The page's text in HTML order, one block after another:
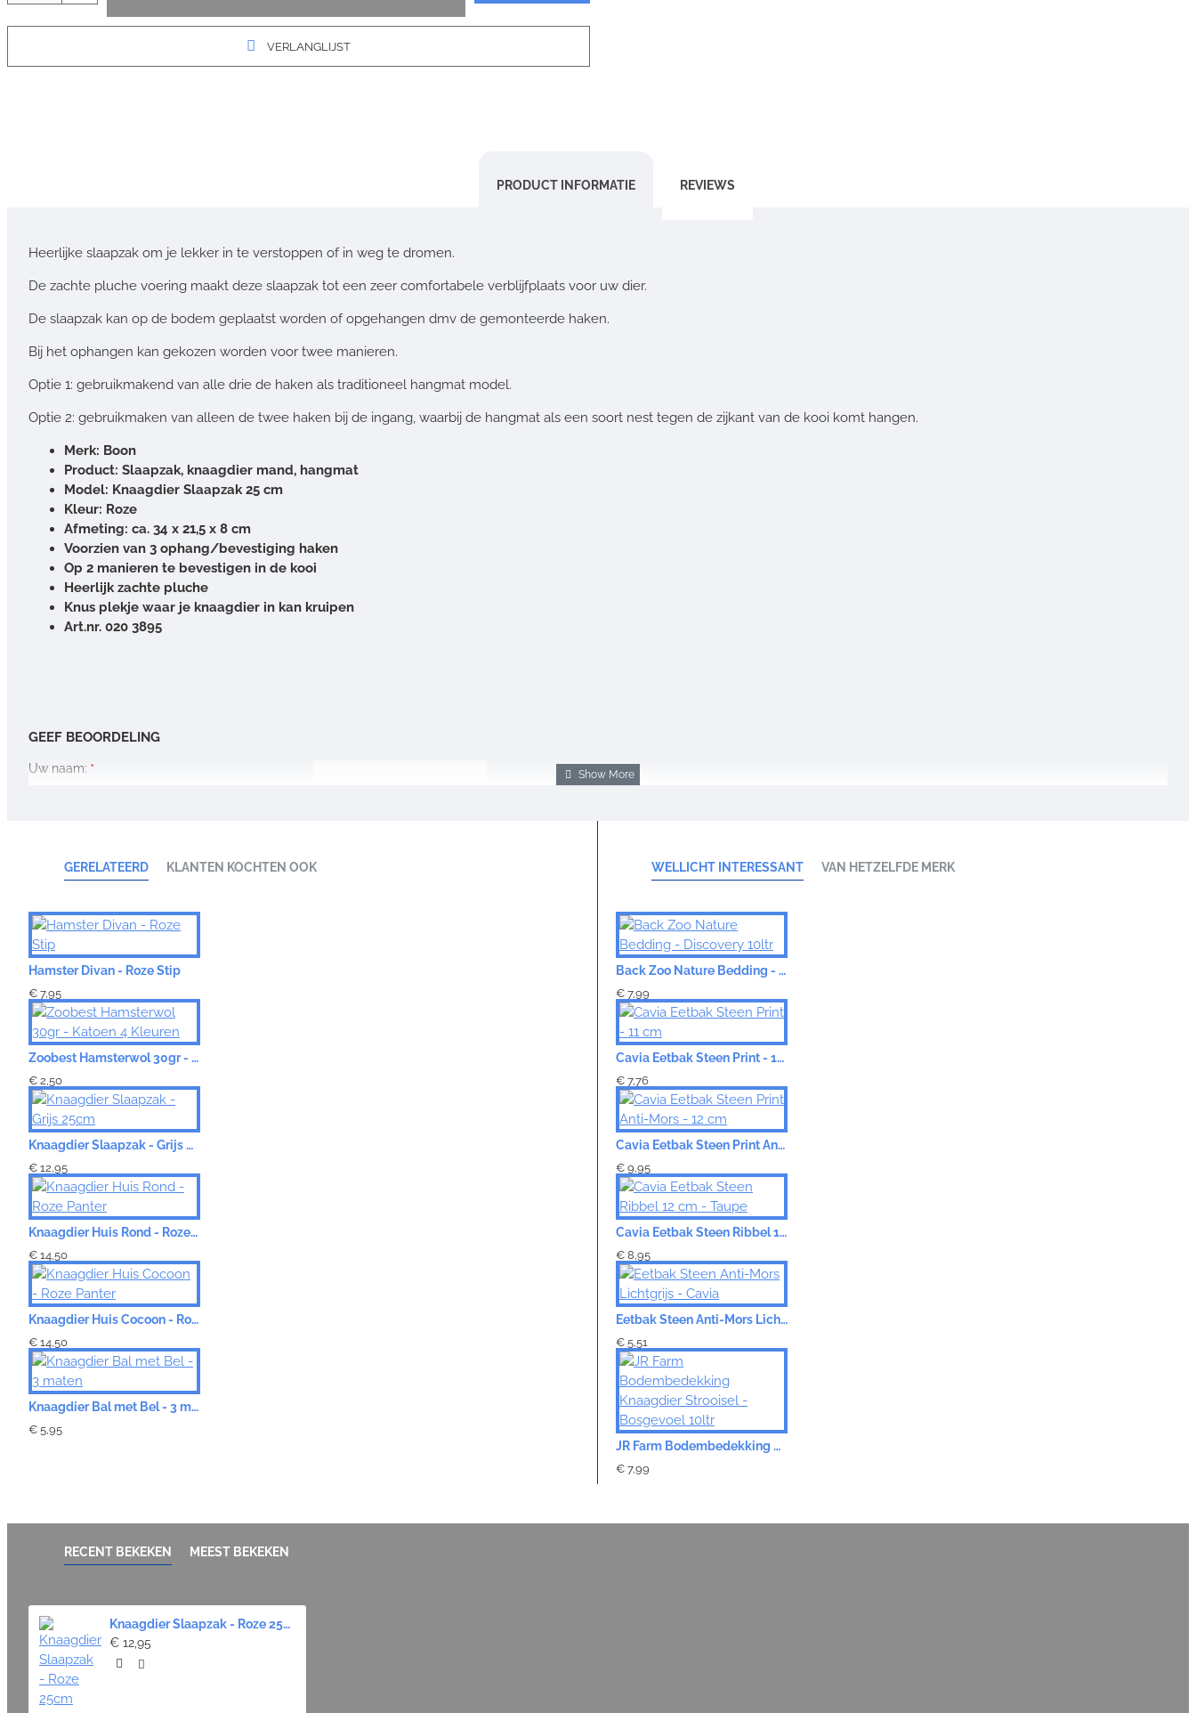
VERLANGLIJST
PRODUCT INFORMATIE REVIEWS
Heerlijke slaapzak om je lekker in te verstoppen of in weg te dromen.
De zachte pluche voering maakt deze slaapzak tot een zeer comfortabele verblijfplaats voor uw dier.
De slaapzak kan op de bodem geplaatst worden of opgehangen dmv de gemonteerde haken.
Bij het ophangen kan gekozen worden voor twee manieren.
Optie 1: gebruikmakend van alle drie de haken als traditioneel hangmat model.
Optie 2: gebruikmaken van alleen de twee haken bij de ingang, waarbij de hangmat als een soort nest tegen de zijkant van de kooi komt hangen.
Merk: Boon
Product: Slaapzak, knaagdier mand, hangmat
Model: Knaagdier Slaapzak 25 cm
Kleur: Roze
Afmeting: ca. 34 x 21,5 x 8 cm
Voorzien van 3 ophang/bevestiging haken
Op 2 manieren te bevestigen in de kooi
Heerlijk zachte pluche
Knus plekje waar je knaagdier in kan kruipen
Art.nr. 020 3895
GEEF BEOORDELING
Uw naam:
VERDER
GERELATEERD KLANTEN KOCHTEN OOK
Hamster Divan - Roze Stip
€ 7,95
Zoobest Hamsterwol 30gr - Katoen 4 Kleuren
€ 2,50
Knaagdier Slaapzak - Grijs 25cm
€ 12,95
Knaagdier Huis Rond - Roze Panter
€ 14,50
Knaagdier Huis Cocoon - Roze Panter
€ 14,50
Knaagdier Bal met Bel - 3 maten
€ 5,95
WELLICHT INTERESSANT VAN HETZELFDE MERK
Back Zoo Nature Bedding - Discovery 10ltr
€ 7,99
Cavia Eetbak Steen Print - 11 cm
€ 7,76
Cavia Eetbak Steen Print Anti-Mors - 12 cm
€ 9,95
Cavia Eetbak Steen Ribbel 12 cm - Taupe
€ 8,95
Eetbak Steen Anti-Mors Lichtgrijs - Cavia
€ 5,51
JR Farm Bodembedekking Knaagdier Strooisel - Bosgevoel 10ltr
€ 7,99
RECENT BEKEKEN MEEST BEKEKEN
Knaagdier Slaapzak - Roze 25cm
€ 12,95